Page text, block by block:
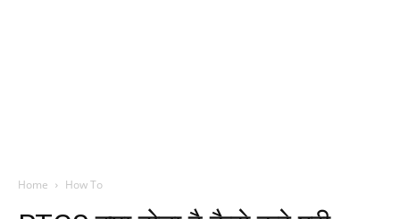
Home How To